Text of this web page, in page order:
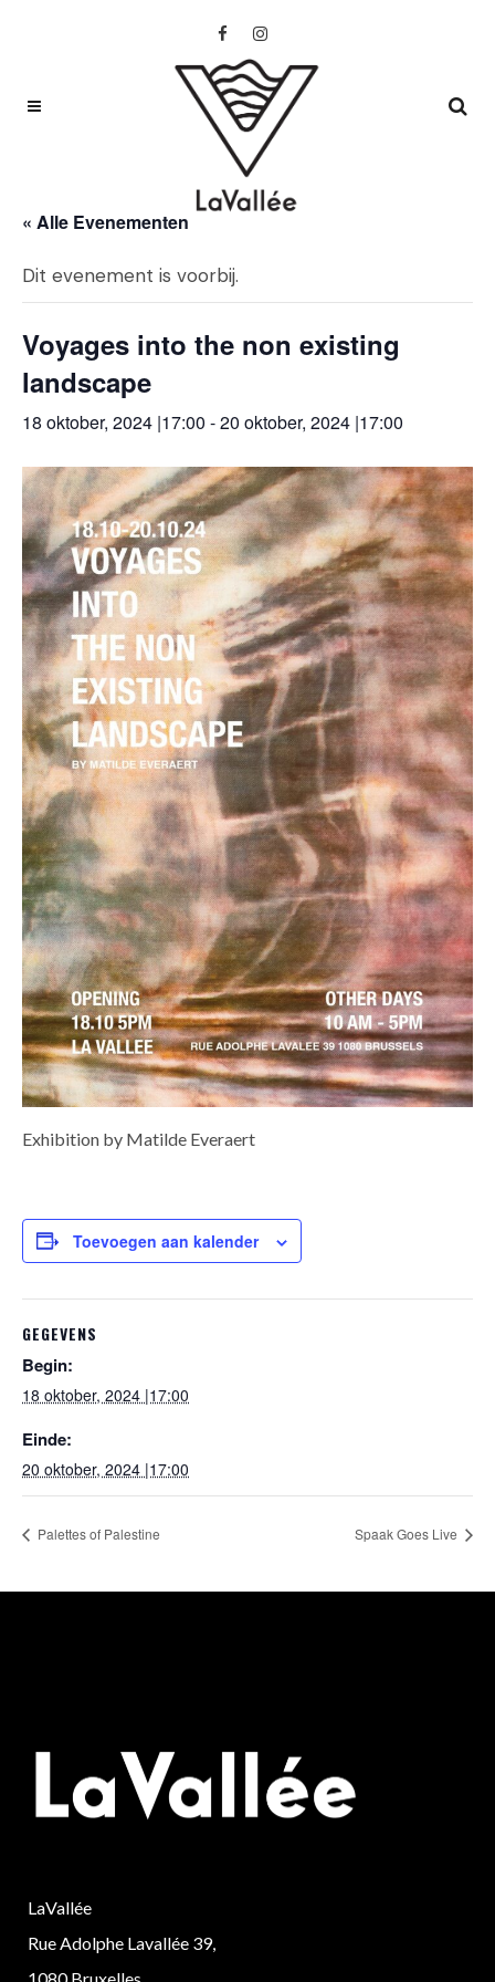
« Alle Evenementen
Dit evenement is voorbij.
Voyages into the non existing
landscape
18 oktober, 2024 |17:00 -20 oktober, 2024 |17:00
Exhibition by Matilde Everaert
Toevoegen aan kalender
GEGEVENS
Begin:
18 oktober, 2024 |17:00
Einde:
20 oktober, 2024 |17:00
Palettes of Palestine Spaak Goes Live
LaVallée
Rue Adolphe Lavallée 39,